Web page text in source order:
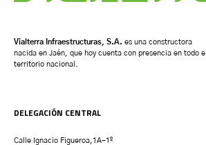
Vialterra Infraestructuras, S.A. es una constructora
nacida en Jaén, que hoy cuenta con presencia en todo el
territorio nacional.
DELEGACIÓN CENTRAL
Calle Ignacio Figueroa,1A-1º